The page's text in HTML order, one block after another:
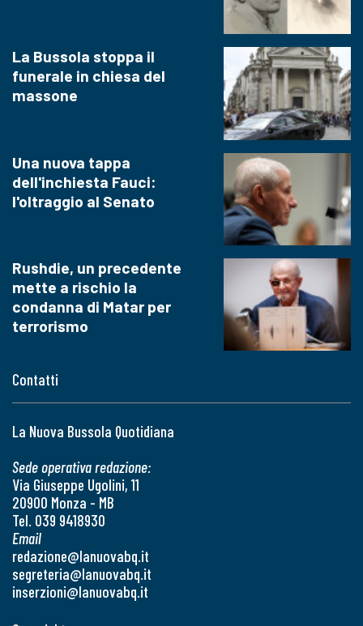
Contatti
La Nuova Bussola Quotidiana
Sede operativa redazione:
Via Giuseppe Ugolini, 11
20900 Monza - MB
Tel. 039 9418930
Email
redazione@lanuovabq.it
segreteria@lanuovabq.it
inserzioni@lanuovabq.it
La Bussola stoppa il
funerale in chiesa del
massone
Una nuova tappa
dell'inchiesta Fauci:
l'oltraggio al Senato
Rushdie, un precedente
mette a rischio la
condanna di Matar per
terrorismo